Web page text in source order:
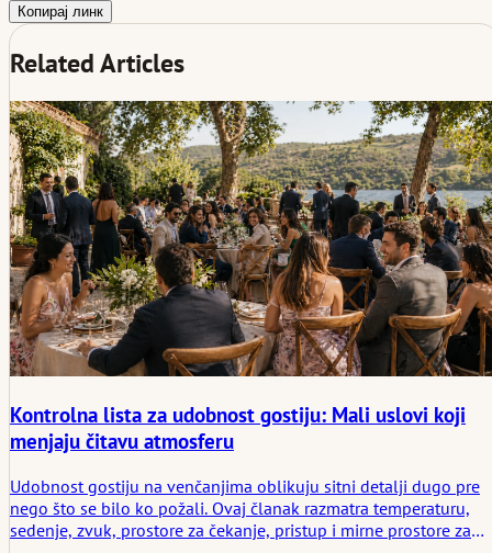
Копирај линк
Related Articles
Kontrolna lista za udobnost gostiju: Mali uslovi koji
menjaju čitavu atmosferu
Udobnost gostiju na venčanjima oblikuju sitni detalji dugo pre
nego što se bilo ko požali. Ovaj članak razmatra temperaturu,
sedenje, zvuk, prostore za čekanje, pristup i mirne prostore za